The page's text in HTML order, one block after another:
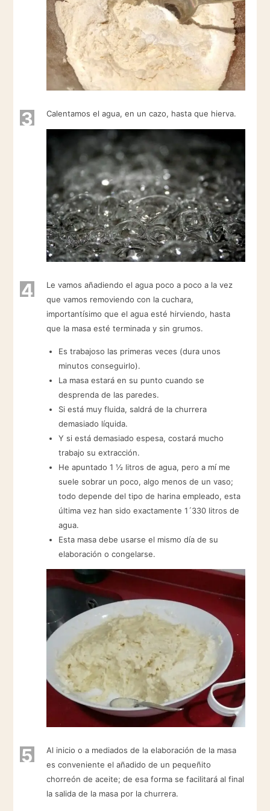
3 Calentamos el agua, en un cazo, hasta que hierva.
4
Le vamos añadiendo el agua poco a poco a la vez
que vamos removiendo con la cuchara,
importantísimo que el agua esté hirviendo, hasta
que la masa esté terminada y sin grumos.
Es trabajoso las primeras veces (dura unos
minutos conseguirlo).
La masa estará en su punto cuando se
desprenda de las paredes.
Si está muy fluida, saldrá de la churrera
demasiado líquida.
Y si está demasiado espesa, costará mucho
trabajo su extracción.
He apuntado 1 ½ litros de agua, pero a mí me
suele sobrar un poco, algo menos de un vaso;
todo depende del tipo de harina empleado, esta
última vez han sido exactamente 1´330 litros de
agua.
Esta masa debe usarse el mismo día de su
elaboración o congelarse.
5
Al inicio o a mediados de la elaboración de la masa
es conveniente el añadido de un pequeñito
chorreón de aceite; de esa forma se facilitará al final
la salida de la masa por la churrera.